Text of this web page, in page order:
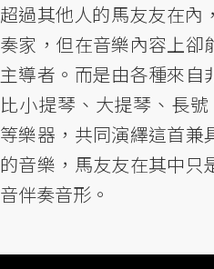
超過其他人的馬友友在內
奏家，但在音樂內容上卻
主導者。而是由各種來自
比小提琴、大提琴、長
等樂器，共同演繹這首兼
的音樂，馬友友在其中只
音伴奏音形。